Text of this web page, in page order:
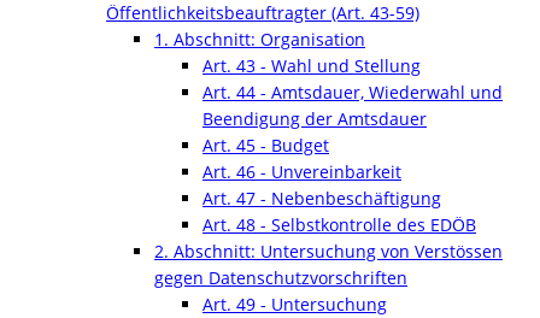
Öffentlichkeitsbeauftragter (Art. 43-59)
1. Abschnitt: Organisation
Art. 43 - Wahl und Stellung
Art. 44 - Amtsdauer, Wiederwahl und
Beendigung der Amtsdauer
Art. 45 - Budget
Art. 46 - Unvereinbarkeit
Art. 47 - Nebenbeschäftigung
Art. 48 - Selbstkontrolle des EDÖB
2. Abschnitt: Untersuchung von Verstössen
gegen Datenschutzvorschriften
Art. 49 - Untersuchung